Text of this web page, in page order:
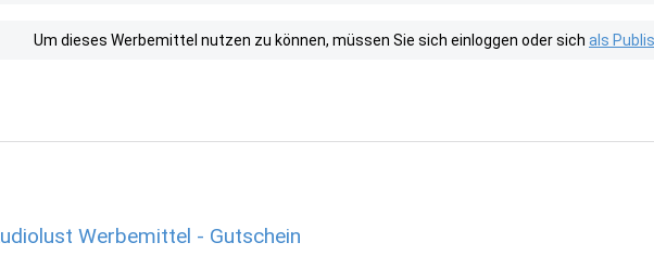
Um dieses Werbemittel nutzen zu können, müssen Sie sich einloggen oder sich als
Werbemittel - Gutschein